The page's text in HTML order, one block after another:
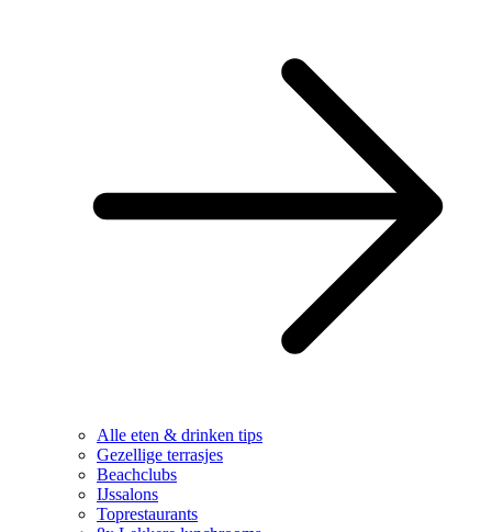
Alle eten & drinken tips
Gezellige terrasjes
Beachclubs
IJssalons
Toprestaurants